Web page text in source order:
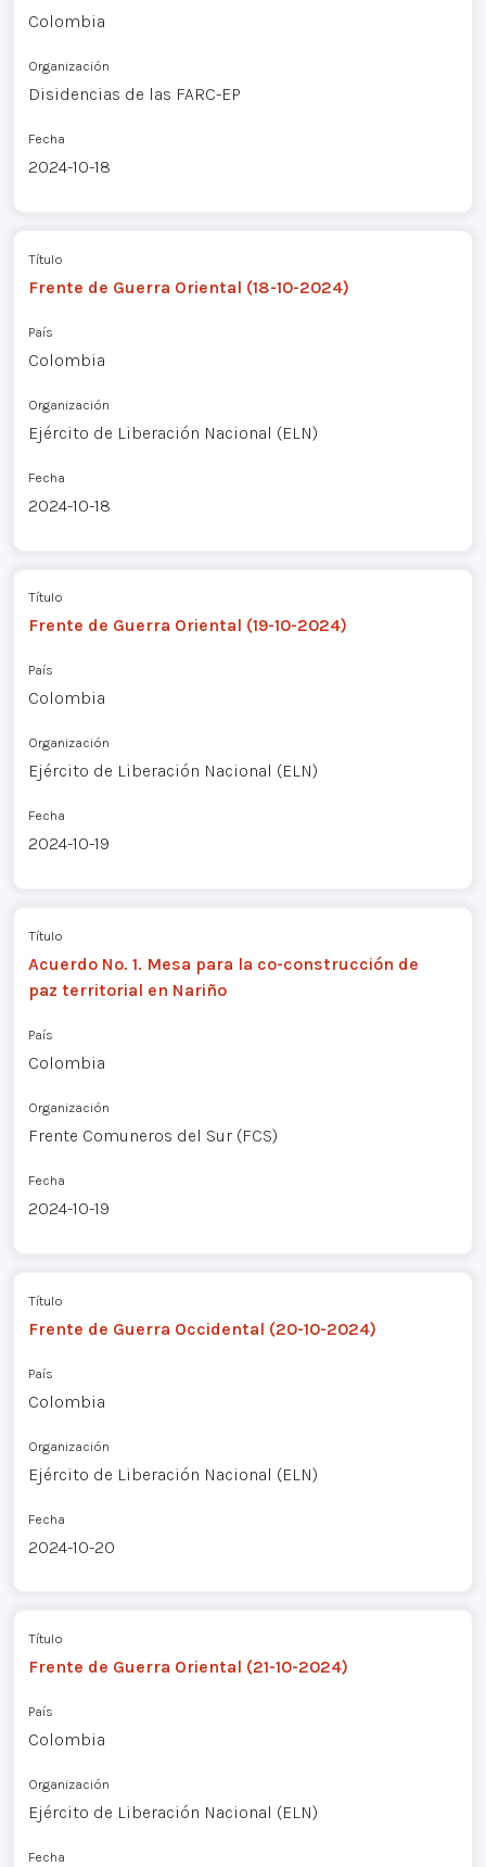
Colombia
Organización
Disidencias de las FARC-EP
Fecha
2024-10-18
Título
Frente de Guerra Oriental (18-10-2024)
País
Colombia
Organización
Ejército de Liberación Nacional (ELN)
Fecha
2024-10-18
Título
Frente de Guerra Oriental (19-10-2024)
País
Colombia
Organización
Ejército de Liberación Nacional (ELN)
Fecha
2024-10-19
Título
Acuerdo No. 1. Mesa para la co-construcción de
paz territorial en Nariño
País
Colombia
Organización
Frente Comuneros del Sur (FCS)
Fecha
2024-10-19
Título
Frente de Guerra Occidental (20-10-2024)
País
Colombia
Organización
Ejército de Liberación Nacional (ELN)
Fecha
2024-10-20
Título
Frente de Guerra Oriental (21-10-2024)
País
Colombia
Organización
Ejército de Liberación Nacional (ELN)
Fecha